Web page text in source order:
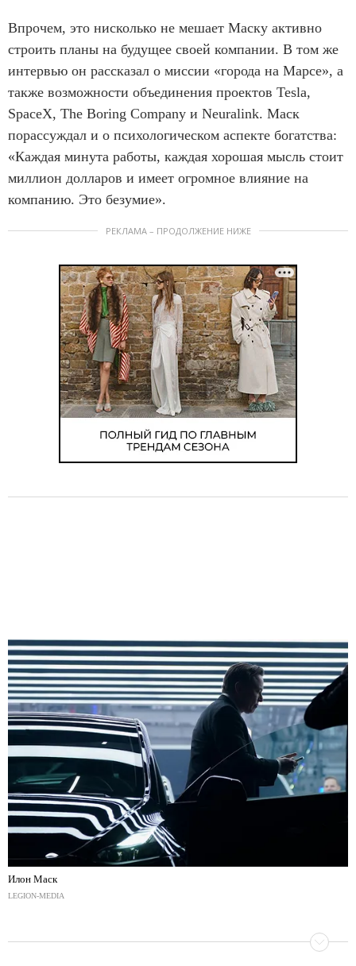
Впрочем, это нисколько не мешает Маску активно
строить планы на будущее своей компании. В том же
интервью он рассказал о миссии «города на Марсе», а
также возможности объединения проектов Tesla,
SpaceX, The Boring Company и Neuralink. Маск
порассуждал и о психологическом аспекте богатства:
«Каждая минута работы, каждая хорошая мысль стоит
миллион долларов и имеет огромное влияние на
компанию. Это безумие».
РЕКЛАМА – ПРОДОЛЖЕНИЕ НИЖЕ
Илон Маск
LEGION-MEDIA